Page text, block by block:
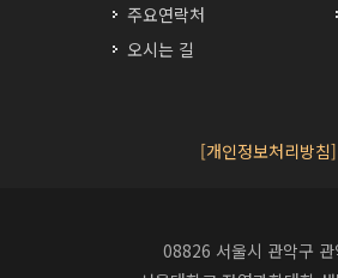
주요연락처
오시는 길
[개인정보처리방침]
08826 서울시 관악구 관